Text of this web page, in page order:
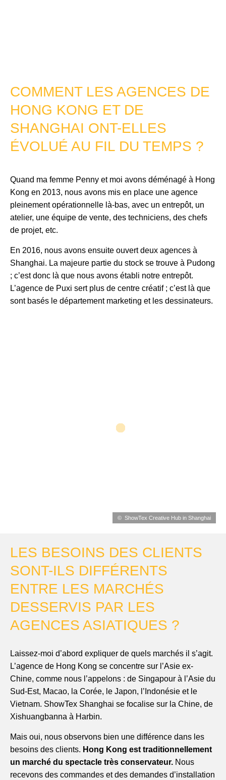
COMMENT LES AGENCES DE
HONG KONG ET DE
SHANGHAI ONT-ELLES
ÉVOLUÉ AU FIL DU TEMPS ?
Quand ma femme Penny et moi avons déménagé à Hong
Kong en 2013, nous avons mis en place une agence
pleinement opérationnelle là-bas, avec un entrepôt, un
atelier, une équipe de vente, des techniciens, des chefs
de projet, etc.
En 2016, nous avons ensuite ouvert deux agences à
Shanghai. La majeure partie du stock se trouve à Pudong
; c’est donc là que nous avons établi notre entrepôt.
L’agence de Puxi sert plus de centre créatif ; c’est là que
sont basés le département marketing et les dessinateurs.
ShowTex Creative Hub in Shanghai
LES BESOINS DES CLIENTS
SONT-ILS DIFFÉRENTS
ENTRE LES MARCHÉS
DESSERVIS PAR LES
AGENCES ASIATIQUES ?
Laissez-moi d’abord expliquer de quels marchés il s’agit.
L’agence de Hong Kong se concentre sur l’Asie ex-
Chine, comme nous l’appelons : de Singapour à l’Asie du
Sud-Est, Macao, la Corée, le Japon, l’Indonésie et le
Vietnam. ShowTex Shanghai se focalise sur la Chine, de
Xishuangbanna à Harbin.
Mais oui, nous observons bien une différence dans les
besoins des clients. Hong Kong est traditionnellement
un marché du spectacle très conservateur. Nous
recevons des commandes et des demandes d’installation